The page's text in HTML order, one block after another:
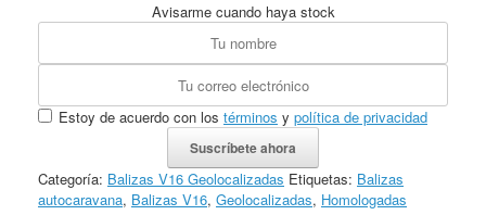
Avisarme cuando haya stock
Estoy de acuerdo con los términos y política de privacidad
Suscríbete ahora
Categoría: Balizas V16 Geolocalizadas Etiquetas: Balizas
autocaravana, Balizas V16, Geolocalizadas, Homologadas